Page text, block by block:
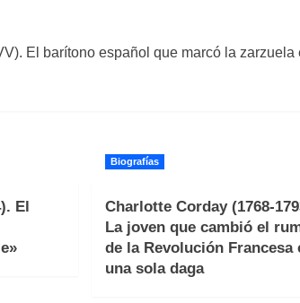
El barítono español que marcó la zarzuela
El
Biografías
Charlotte Corday (1768-
La joven que cambió el
de la Revolución Francesa
una sola daga